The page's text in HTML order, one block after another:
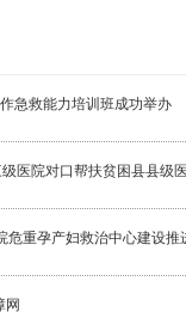
急救能力培训班成功举办
医院对口帮扶贫困县县级
危重孕产妇救治中心建设推
网